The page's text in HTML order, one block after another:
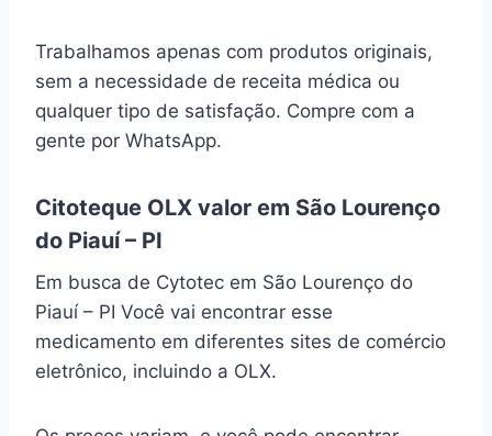
Trabalhamos apenas com produtos originais,
sem a necessidade de receita médica ou
qualquer tipo de satisfação. Compre com a
gente por WhatsApp.
Citoteque OLX valor em São Lourenço
do Piauí – PI
Em busca de Cytotec em São Lourenço do
Piauí – PI Você vai encontrar esse
medicamento em diferentes sites de comércio
eletrônico, incluindo a OLX.